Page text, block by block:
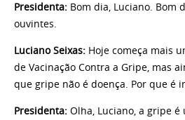
Presidenta: Bom dia, Luciano. Bom
ouvintes.
Luciano Seixas: Hoje começa mais
de Vacinação Contra a Gripe, mas
que gripe não é doença. Por que é
Presidenta: Olha, Luciano, a gripe é